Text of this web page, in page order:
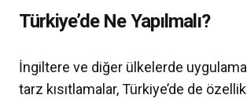
Türkiye’de Ne Yapılmalı?
İngiltere ve diğer ülkelerde
tarz kısıtlamalar, Türkiye’de de